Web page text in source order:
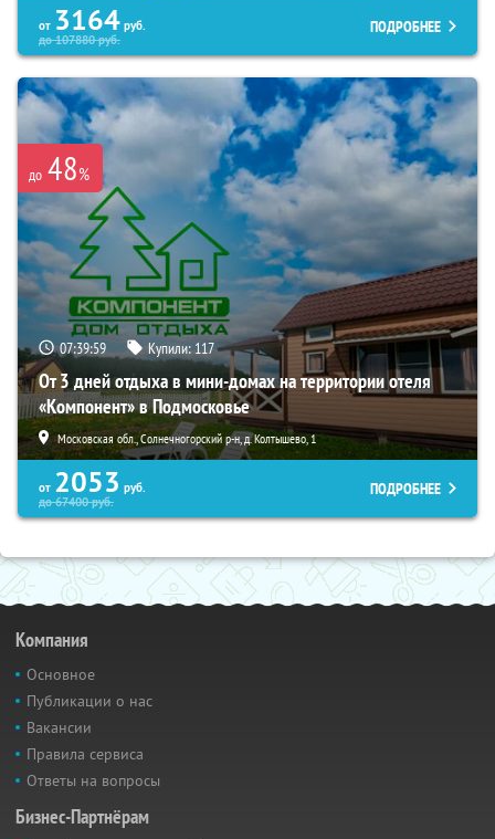
от 3164 руб.
до107880руб.
ПОДРОБНЕЕ
до 48%
07:39:57 Купили: 117
От 3 дней отдыха в мини-домах на территории отеля
«Компонент» в Подмосковье
Московская обл., Солнечногорский р-н, д. Колтышево, 1
от 2053 руб.
до67400руб.
ПОДРОБНЕЕ
Компания
Основное
Публикации о нас
Вакансии
Правила сервиса
Ответы на вопросы
Бизнес-Партнёрам